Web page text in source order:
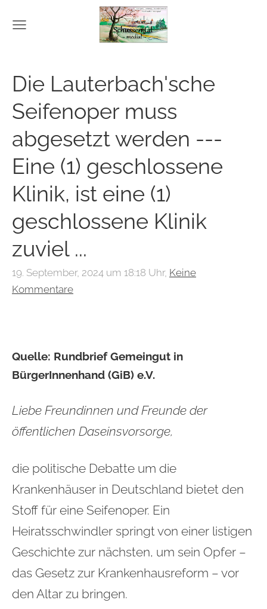
Die Lauterbach'sche
Seifenoper muss
abgesetzt werden ---
Eine (1) geschlossene
Klinik, ist eine (1)
geschlossene Klinik
zuviel ...
19. September, 2024 um 18:18 Uhr, Keine
Kommentare
Quelle: RundbriefGemeingut in
BürgerInnenhand (GiB) e.V.
Liebe Freundinnen und Freunde der
öffentlichen Daseinsvorsorge,
die politische Debatte um die
Krankenhäuser in Deutschland bietet den
Stoff für eine Seifenoper. Ein
Heiratsschwindler springt von einer listigen
Geschichte zur nächsten, um sein Opfer –
das Gesetz zur Krankenhausreform – vor
den Altar zu bringen.